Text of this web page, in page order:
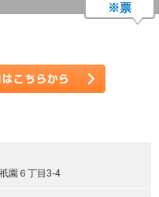
※票
園６丁目3-4